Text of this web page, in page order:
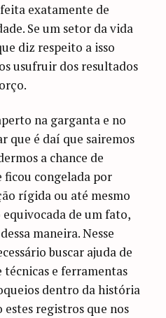
exatamente de
Se um setor da vida
diz respeito a isso
usufruir dos resultados
na garganta e no
que é daí que sairemos
a chance de
ficou congelada por
rígida ou até mesmo
de um fato,
maneira. Nesse
buscar ajuda de
e ferramentas
dentro da história
estes registros que nos